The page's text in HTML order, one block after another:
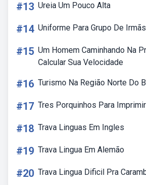
#13 Ureia Um Pouco Alta
#14 Uniforme Para Grupo De Irmãs
#15 Um Homem Caminhando Na
Calcular Sua Velocidade
#16 Turismo Na Região Norte Do
#17 Tres Porquinhos Para Imprimir
#18 Trava Linguas Em Ingles
#19 Trava Lingua Em Alemão
#20 Trava Lingua Dificil Pra